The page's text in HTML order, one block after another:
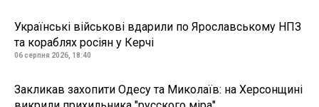
Українські військові вдарили по Ярославському НПЗ
та кораблях росіян у Керчі
06 серпня 2026, 18:40
Закликав захопити Одесу та Миколаїв: на Херсонщині